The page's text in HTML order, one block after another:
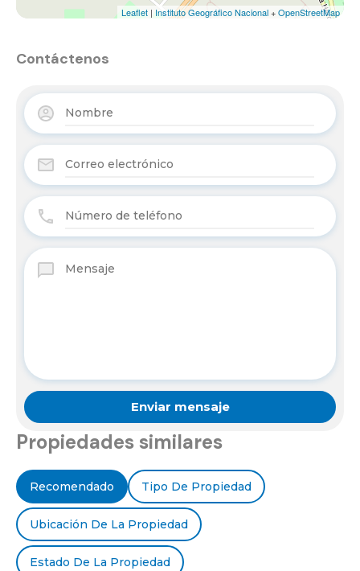
Leaflet | Instituto Geográfico Nacional+OpenStreetMap
Contáctenos
Propiedades similares
Recomendado Tipo De Propiedad
Ubicación De La Propiedad
Estado De La Propiedad